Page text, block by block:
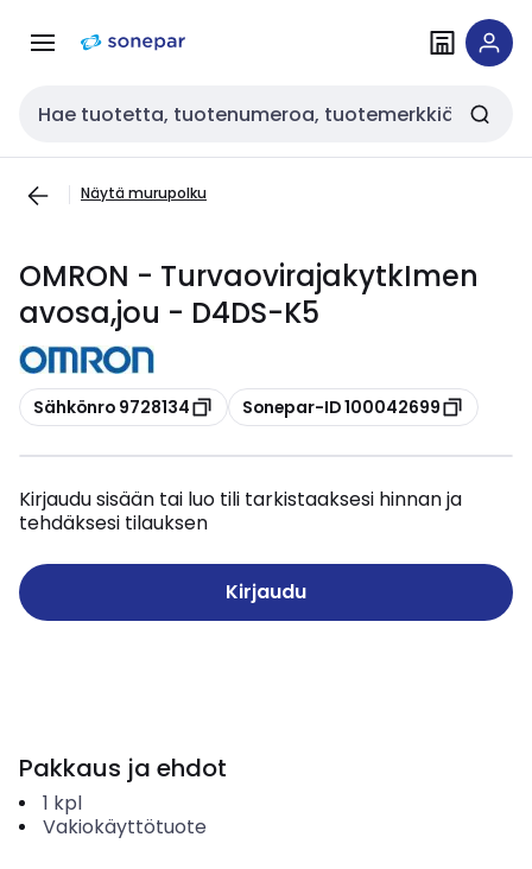
navigointiinsisältöön
Haku
Näytä murupolku
OMRON - TurvaovirajakytkImen
avosa,jou - D4DS-K5
Kopioi
Sähkönro 9728134 Kopioi
Sonepar-ID 100042699
Kirjaudu sisään tai luo tili tarkistaaksesi hinnan ja
tehdäksesi tilauksen
Kirjaudu
Pakkaus ja ehdot
1 kpl
Vakiokäyttötuote